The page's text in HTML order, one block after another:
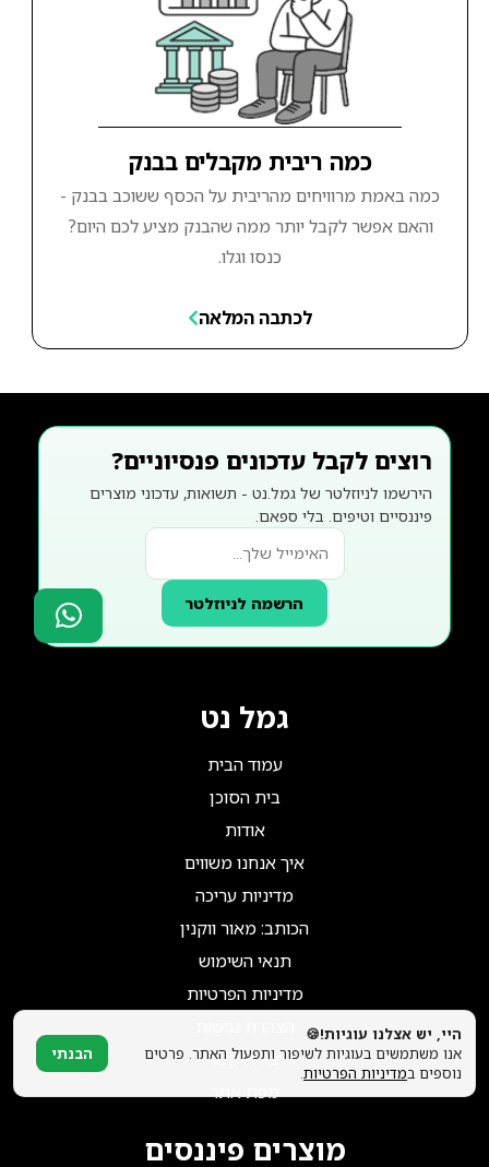
כמה ריבית מקבלים בבנק
כמה באמת מרוויחים מהריבית על הכסף ששוכב בבנק -
והאם אפשר לקבל יותר ממה שהבנק מציע לכם היום?
כנסו וגלו.
לכתבה המלאה
רוצים לקבל עדכונים פנסיוניים?
הירשמו לניוזלטר של גמל.נט - תשואות, עדכוני מוצרים
פיננסיים וטיפים. בלי ספאם.
הרשמה לניוזלטר
גמל נט
עמוד הבית
בית הסוכן
אודות
איך אנחנו משווים
מדיניות עריכה
הכותב: מאור ווקנין
תנאי השימוש
מדיניות הפרטיות
יצירת קשר
מפת אתר
מוצרים פיננסים
היי, יש אצלנו עוגיות!🍪
אנו משתמשים בעוגיות לשיפור ותפעול האתר. פרטים
נוספים במדיניות הפרטיות.
הבנתי